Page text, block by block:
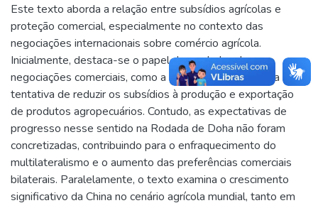
Este texto aborda a relação entre subsídios agrícolas e
proteção comercial, especialmente no contexto das
negociações internacionais sobre comércio agrícola.
Inicialmente, destaca-se o papel das rodadas de
negociações comerciais, como a Rodada do Uruguai, na
tentativa de reduzir os subsídios à produção e exportação
de produtos agropecuários. Contudo, as expectativas de
progresso nesse sentido na Rodada de Doha não foram
concretizadas, contribuindo para o enfraquecimento do
multilateralismo e o aumento das preferências comerciais
bilaterais. Paralelamente, o texto examina o crescimento
significativo da China no cenário agrícola mundial, tanto em